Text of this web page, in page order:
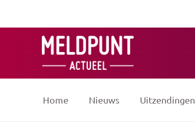
Home Nieuws Uitzendingen